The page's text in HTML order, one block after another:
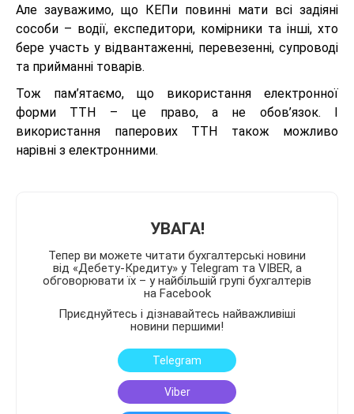
Але зауважимо, що КЕПи повинні мати всі задіяні
сособи – водії, експедитори, комірники та інші, хто
бере участь у відвантаженні, перевезенні, супроводі
та прийманні товарів.
Тож пам’ятаємо, що використання електронної
форми ТТН – це право, а не обов’язок. І
використання паперових ТТН також можливо
нарівні з електронними.
УВАГА!
Тепер ви можете читати бухгалтерські новини
від «Дебету-Кредиту» у Telegram та VIBER, а
обговорювати їх – у найбільшій групі бухгалтерів
на Facebook
Приєднуйтесь і дізнавайтесь найважливіші
новини першими!
Telegram
Viber